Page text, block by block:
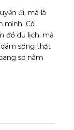
đi, mà là
mình. Có
đồ du lịch, mà
sống thật
sơ nằm